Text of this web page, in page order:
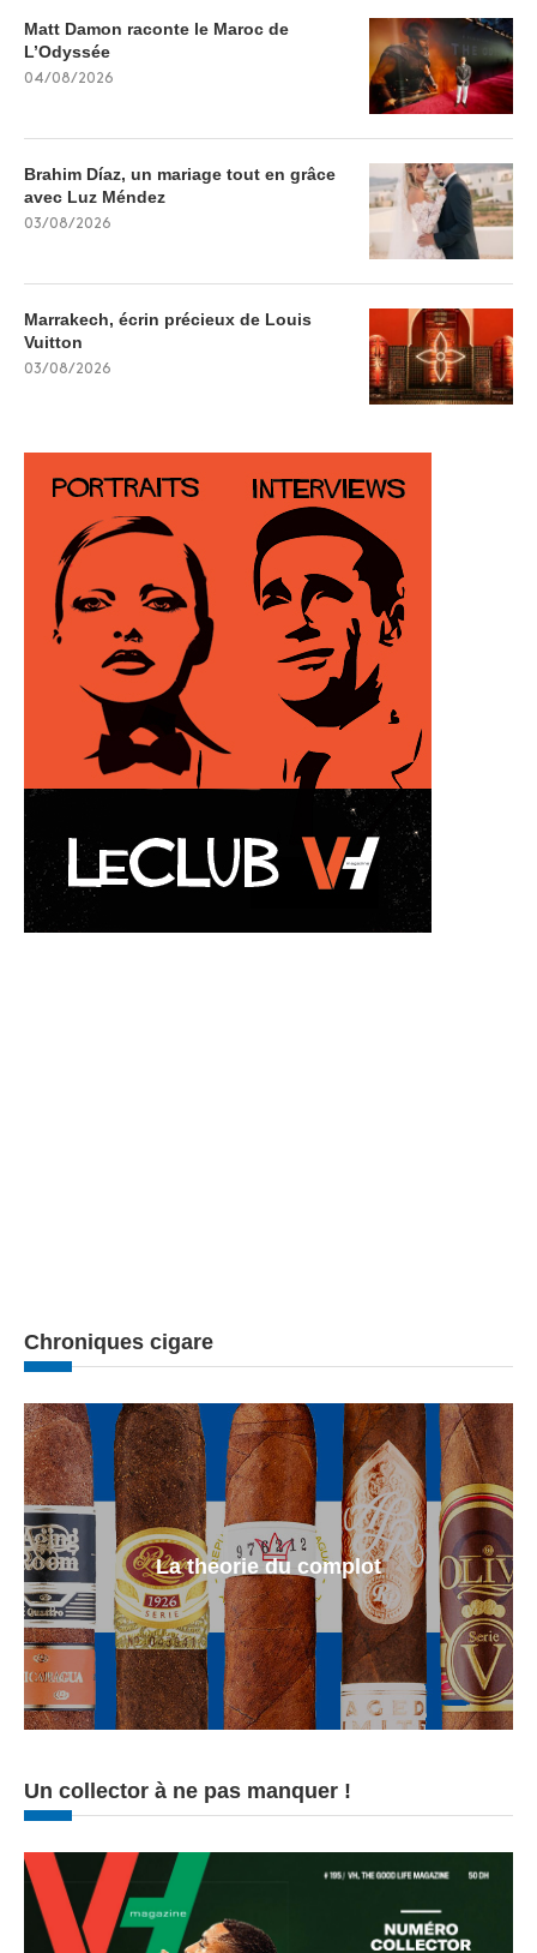
Matt Damon raconte le Maroc de
L’Odyssée
04/08/2026
Brahim Díaz, un mariage tout en grâce
avec Luz Méndez
03/08/2026
Marrakech, écrin précieux de Louis
Vuitton
03/08/2026
Chroniques cigare
La theorie du complot
Un collector à ne pas manquer !